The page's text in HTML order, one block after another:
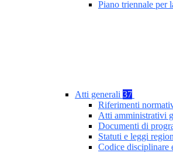
Piano triennale per
Atti generali 37
Riferimenti
Atti amministrativi
Documenti di
Statuti e leggi
Codice disciplinare